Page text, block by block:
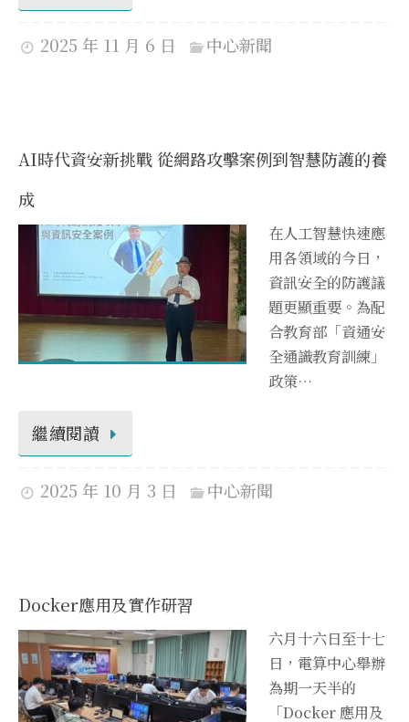
2025 年 11 月 6 日 中心新聞
AI時代資安新挑戰 從網路攻擊案例到智慧防護的養
成
在人工智慧快速應
用各領域的今日，
資訊安全的防護議
題更顯重要。為配
合教育部「資通安
全通識教育訓練」
政策…
繼續閱讀
2025 年 10 月 3 日 中心新聞
Docker應用及實作研習
六月十六日至十七
日，電算中心舉辦
為期一天半的
「Docker 應用及